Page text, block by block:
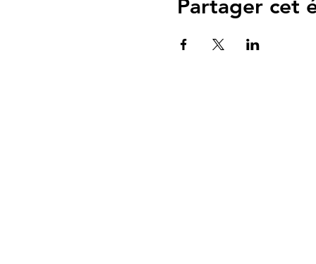
Partager cet